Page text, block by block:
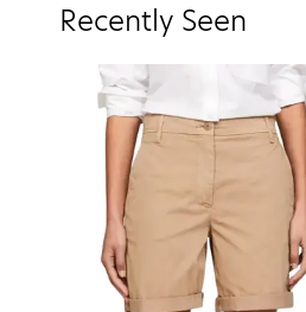
Recently Seen